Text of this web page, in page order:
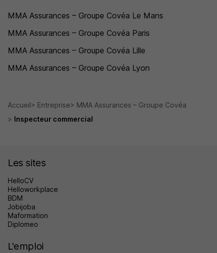
MMA Assurances – Groupe Covéa Le Mans
MMA Assurances – Groupe Covéa Paris
MMA Assurances – Groupe Covéa Lille
MMA Assurances – Groupe Covéa Lyon
Accueil Entreprise
MMA Assurances – Groupe Covéa
Inspecteur commercial
Les sites
HelloCV
Helloworkplace
BDM
Jobijoba
Maformation
Diplomeo
L'emploi